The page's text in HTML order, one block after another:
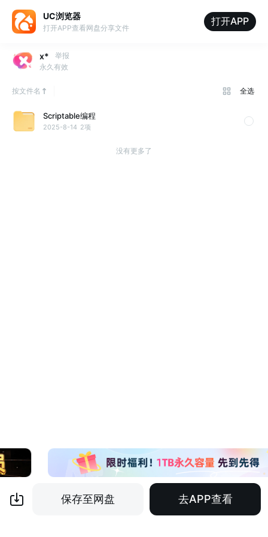
UC浏览器
打开APP查看网盘分享文件
打开APP
x*
举报
永久有效
按文件名 全选
Scriptable编程
2025-8-14 2项
没有更多了
保存至网盘 去APP查看